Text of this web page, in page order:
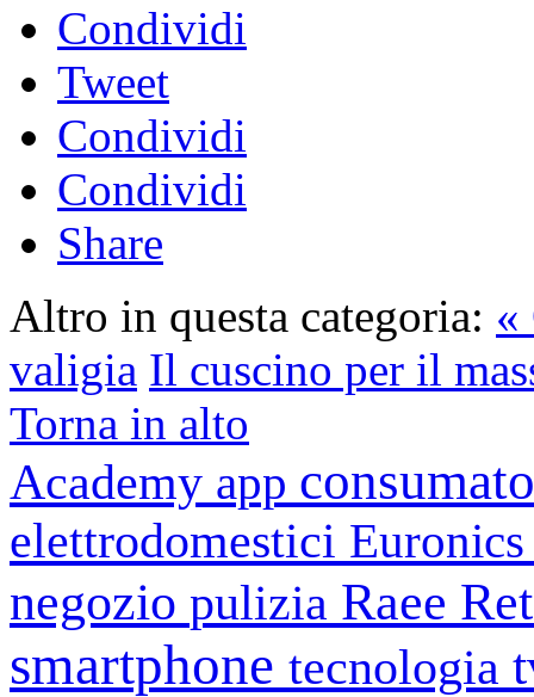
Condividi
Tweet
Condividi
Condividi
Share
Altro in questa categoria: «
valigia Il cuscino per il
Torna in alto
Academy app
elettrodomestici
negozio pulizia Raee
smartphone tecnologia